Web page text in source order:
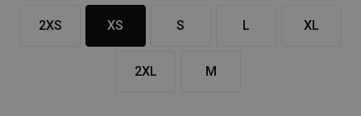
2XS XS S L XL
2XL M